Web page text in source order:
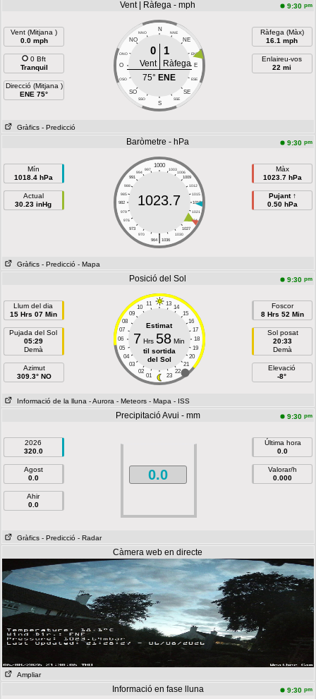
Vent | Ràfega - mph 9:30 pm
Vent (Mitjana )
0.0 mph
0 Bft
Tranquil
Direcció (Mitjana )
ENE 75°
N
NNO NNE
NO NE
ONO ENE
O E
OSO ESE
SO SE
SSO SSE
S
0 1
Vent
Ràfega
75° ENE
Ràfega (Màx)
16.1 mph
Enlaireu-vos
22 mi
Gràfics - Predicció
Baròmetre - hPa 9:30 pm
Mín
1018.4 hPa
Actual
30.23 inHg
1000
997 1003
994
1006
991
1009
988
1012
985
1015
982
1018
979
1021
976
1024
973
1027
970
1030
|
964 1036
1023.7
Màx
1023.7 hPa
Pujant ↑
0.50 hPa
Gràfics - Predicció - Mapa
Posició del Sol 9:30 pm
Llum del dia
15 Hrs 07 Min
Pujada del Sol
05:29
Demà
Azimut
309.3° NO
11 13
10
14
09
15
08
16
07
17
06
18
05
19
04
20
03
21
02
22
01 23
Estimat
7 Hrs 58 Min
til sortida
del Sol
Foscor
8 Hrs 52 Min
Sol posat
20:33
Demà
Elevació
-8°
Informació de la lluna - Aurora - Meteors - Mapa - ISS
Precipitació Avui - mm 9:30 pm
2026
320.0
Agost
0.0
Ahir
0.0
0.0
Última hora
0.0
Valorar/h
0.000
Gràfics - Predicció - Radar
Càmera web en directe
Ampliar
Informació en fase lluna 9:30 pm